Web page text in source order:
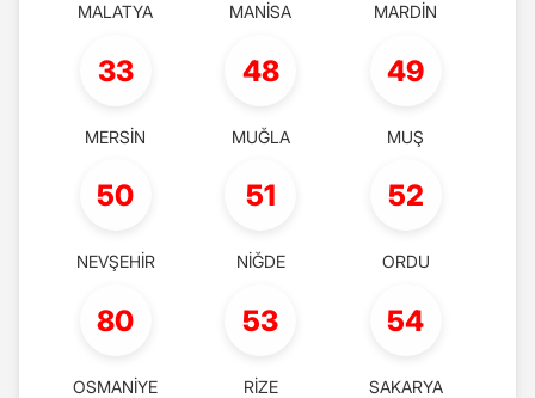
MALATYA MANİSA MARDİN
33
MERSİN
48
MUĞLA
49
MUŞ
50
NEVŞEHİR
51
NİĞDE
52
ORDU
80
OSMANİYE
53
RİZE
54
SAKARYA